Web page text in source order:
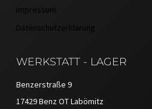
Impressum
Datenschutzerklärung
WERKSTATT - LAGER
Benzerstraße 9
17429 Benz OT Labömitz